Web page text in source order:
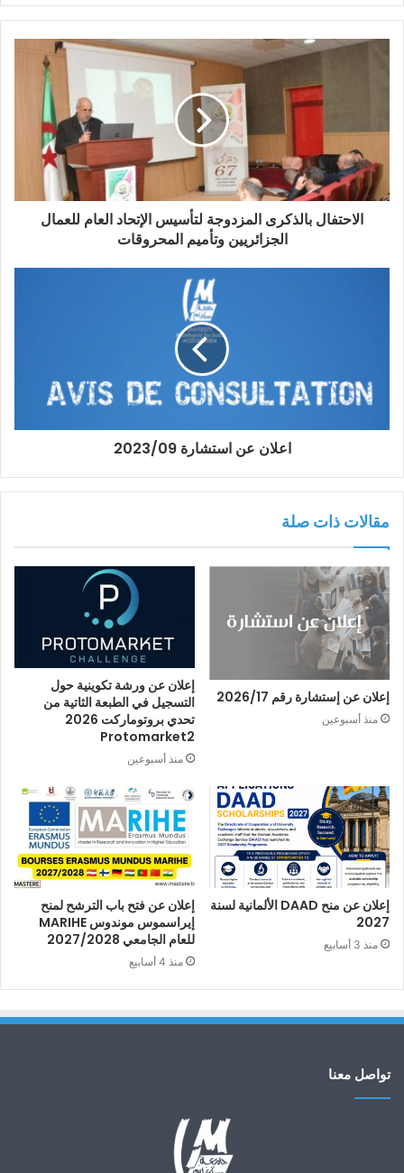
الاحتفال بالذكرى المزدوجة لتأسيس الإتحاد العام للعمال
الجزائريين وتأميم المحروقات
اعلان عن استشارة 2023/09
مقالات ذات صلة
إعلان عن إستشارة رقم 2026/17
منذ أسبوعين
إعلان عن ورشة تكوينية حول
التسجيل في الطبعة الثاتية من
تحدي بروتوماركت 2026
Protomarket2
منذ أسبوعين
إعلان عن منح DAAD الألمانية لسنة
2027
منذ 3 أسابيع
إعلان عن فتح باب الترشح لمنح
إيراسموس موندوس MARIHE
للعام الجامعي 2027/2028
منذ 4 أسابيع
تواصل معنا